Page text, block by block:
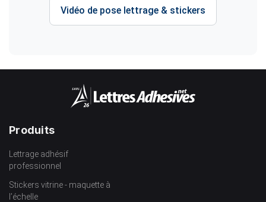
Vidéo de pose lettrage & stickers
Produits
Lettrage adhésif
professionnel
Stickers vitrine - maquette à
l’échelle